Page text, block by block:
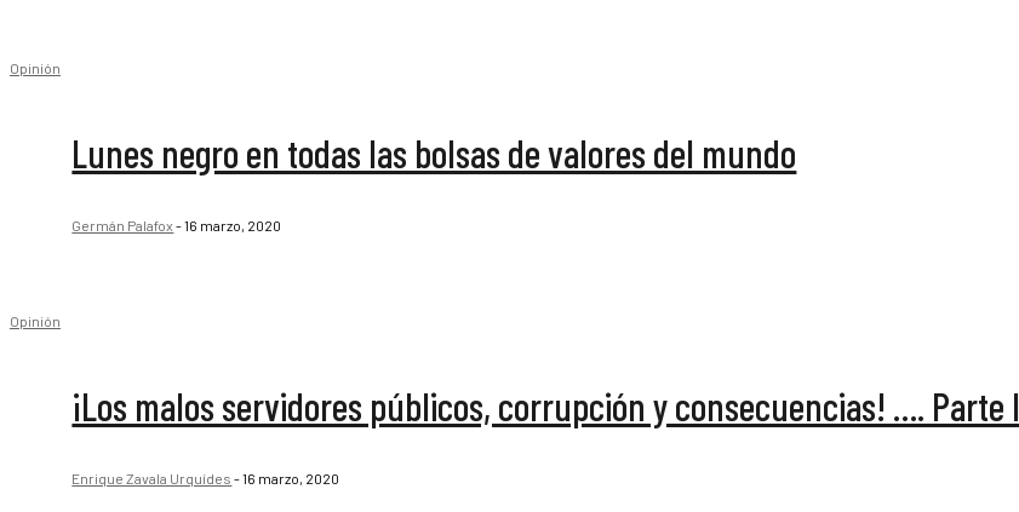
Opinión
Lunes negro en todas las bolsas de valores del mundo
Germán Palafox -16 marzo, 2020
Opinión
¡Los malos servidores públicos, corrupción y consecuencias! …. Parte I
Enrique Zavala Urquídes -16 marzo, 2020